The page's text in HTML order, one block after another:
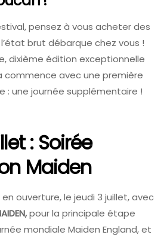
pensez à vous acheter des
brut débarque chez vous !
dixième édition exceptionnelle
commence avec une première
: une journée supplémentaire !
: Soirée
Maiden
ouverture, le jeudi 3 juillet, avec
pour la principale étape
mondiale Maiden England, et